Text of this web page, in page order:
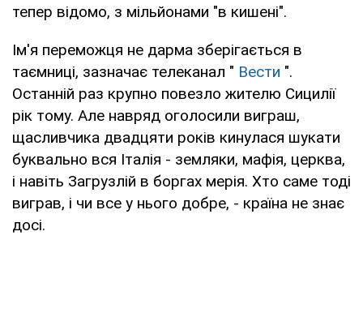
тепер відомо, з мільйонами "в кишені".
Ім'я переможця не дарма зберігається в
таємниці, зазначає телеканал " Вести ".
Останній раз крупно повезло жителю Сицилії
рік тому. Але навряд оголосили виграш,
щасливчика двадцяти років кинулася шукати
буквально вся Італія - земляки, мафія, церква,
і навіть Загрузлій в боргах мерія. Хто саме тоді
виграв, і чи все у нього добре, - країна не знає
досі.